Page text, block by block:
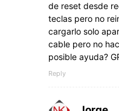
de reset desde
teclas pero no
cargarlo solo
cable pero no
posible ayuda?
Reply